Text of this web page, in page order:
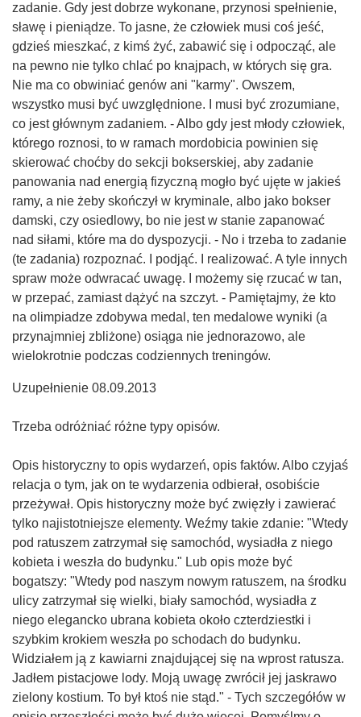
zadanie. Gdy jest dobrze wykonane, przynosi spełnienie,
sławę i pieniądze. To jasne, że człowiek musi coś jeść,
gdzieś mieszkać, z kimś żyć, zabawić się i odpocząć, ale
na pewno nie tylko chlać po knajpach, w których się gra.
Nie ma co obwiniać genów ani "karmy". Owszem,
wszystko musi być uwzględnione. I musi być zrozumiane,
co jest głównym zadaniem. - Albo gdy jest młody człowiek,
którego roznosi, to w ramach mordobicia powinien się
skierować choćby do sekcji bokserskiej, aby zadanie
panowania nad energią fizyczną mogło być ujęte w jakieś
ramy, a nie żeby skończył w kryminale, albo jako bokser
damski, czy osiedlowy, bo nie jest w stanie zapanować
nad siłami, które ma do dyspozycji. - No i trzeba to zadanie
(te zadania) rozpoznać. I podjąć. I realizować. A tyle innych
spraw może odwracać uwagę. I możemy się rzucać w tan,
w przepać, zamiast dążyć na szczyt. - Pamiętajmy, że kto
na olimpiadze zdobywa medal, ten medalowe wyniki (a
przynajmniej zbliżone) osiąga nie jednorazowo, ale
wielokrotnie podczas codziennych treningów.
Uzupełnienie 08.09.2013
Trzeba odróżniać różne typy opisów.
Opis historyczny to opis wydarzeń, opis faktów. Albo czyjaś
relacja o tym, jak on te wydarzenia odbierał, osobiście
przeżywał. Opis historyczny może być zwięzły i zawierać
tylko najistotniejsze elementy. Weźmy takie zdanie: "Wtedy
pod ratuszem zatrzymał się samochód, wysiadła z niego
kobieta i weszła do budynku." Lub opis może być
bogatszy: "Wtedy pod naszym nowym ratuszem, na środku
ulicy zatrzymał się wielki, biały samochód, wysiadła z
niego elegancko ubrana kobieta około czterdziestki i
szybkim krokiem weszła po schodach do budynku.
Widziałem ją z kawiarni znajdującej się na wprost ratusza.
Jadłem pistacjowe lody. Moją uwagę zwrócił jej jaskrawo
zielony kostium. To był ktoś nie stąd." - Tych szczegółów w